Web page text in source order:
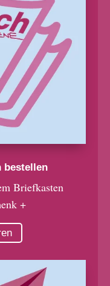
bestellen
Briefkasten
+